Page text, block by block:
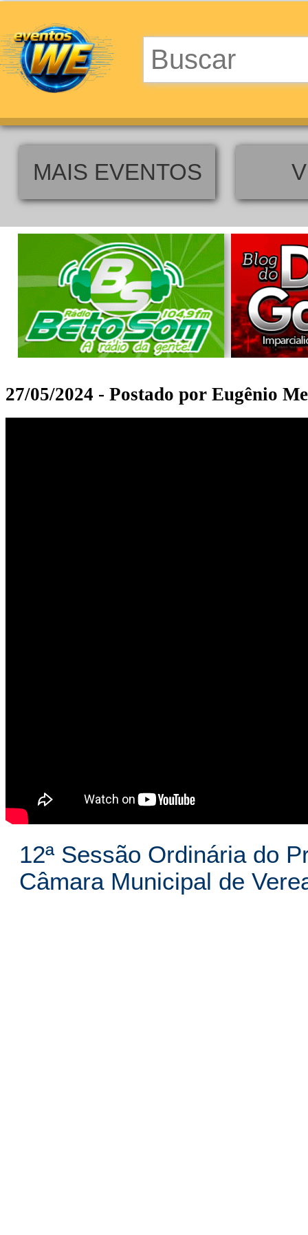
MAIS EVENTOS
27/05/2024 - Postado por Eugênio
12ª Sessão Ordinária do
Câmara Municipal de